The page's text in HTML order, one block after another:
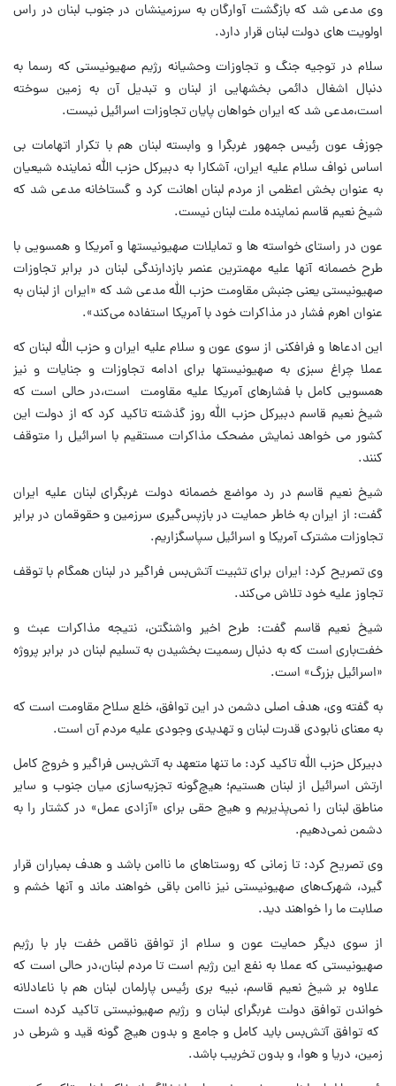
وی مدعی شد که بازگشت آوارگان به سرزمینشان در جنوب لبنان در راس
اولویت های دولت لبنان قرار دارد.
سلام در توجیه جنگ و تجاوزات وحشیانه رژیم صهیونیستی که رسما به
دنبال اشغال دائمی بخشهایی از لبنان و تبدیل آن به زمین سوخته
است،‌مدعی شد که ایران خواهان پایان تجاوزات اسرائیل نیست.
جوزف عون رئیس جمهور غربگرا و وابسته لبنان هم با تکرار اتهامات بی
اساس نواف سلام علیه ایران، آشکارا به دبیرکل حزب الله نماینده شیعیان
به عنوان بخش اعظمی از مردم لبنان اهانت کرد و گستاخانه مدعی شد که
شیخ نعیم قاسم نماینده ملت لبنان نیست.
عون در راستای خواسته ها و تمایلات صهیونیستها و آمریکا و همسویی با
طرح خصمانه آنها علیه مهمترین عنصر بازدارندگی لبنان در برابر تجاوزات
صهیونیستی یعنی جنبش مقاومت حزب الله مدعی شد که «ایران از لبنان به
عنوان اهرم فشار در مذاکرات خود با آمریکا استفاده می‌کند».
این ادعاها و فرافکنی از سوی عون و سلام علیه ایران و حزب الله لبنان که
عملا چراغ سبزی به صهیونیستها برای ادامه تجاوزات و جنایات و نیز
همسویی کامل با فشارهای آمریکا علیه مقاومت است،‌در حالی است که
شیخ نعیم قاسم دبیرکل حزب الله روز گذشته تاکید کرد که از دولت این
کشور می خواهد نمایش مضحک مذاکرات مستقیم با اسرائیل را متوقف
کنند.
شیخ نعیم قاسم در رد مواضع خصمانه دولت غربگرای لبنان علیه ایران
گفت: از ایران به خاطر حمایت در بازپس‌گیری سرزمین و حقوقمان در برابر
تجاوزات مشترک آمریکا و اسرائیل سپاسگزاریم.
وی تصریح کرد: ایران برای تثبیت آتش‌بس فراگیر در لبنان همگام با توقف
تجاوز علیه خود تلاش می‌کند.
شیخ نعیم قاسم گفت: طرح اخیر واشنگتن، نتیجه مذاکرات عبث و
خفت‌باری است که به دنبال رسمیت بخشیدن به تسلیم لبنان در برابر پروژه
«اسرائیل بزرگ» است.
به گفته وی، هدف اصلی دشمن در این توافق، خلع سلاح مقاومت است که
به معنای نابودی قدرت لبنان و تهدیدی وجودی علیه مردم آن است.
دبیرکل حزب الله تاکید کرد: ما تنها متعهد به آتش‌بس فراگیر و خروج کامل
ارتش اسرائیل از لبنان هستیم؛ هیچ‌گونه تجزیه‌سازی میان جنوب و سایر
مناطق لبنان را نمی‌پذیریم و هیچ حقی برای «آزادی عمل» در کشتار را به
دشمن نمی‌دهیم.
وی تصریح کرد: تا زمانی که روستاهای ما ناامن باشد و هدف بمباران قرار
گیرد، شهرک‌های صهیونیستی نیز ناامن باقی خواهند ماند و آنها خشم و
صلابت ما را خواهند دید.
از سوی دیگر حمایت عون و سلام از توافق ناقص خفت بار با رژیم
صهیونیستی که عملا به نفع این رژیم است تا مردم لبنان،‌در حالی است که
علاوه بر شیخ نعیم قاسم، نبیه بری رئیس پارلمان لبنان هم با ناعادلانه
خواندن توافق دولت غربگرای لبنان و رژیم صهیونیستی تاکید کرده است
که توافق آتش‌بس باید کامل و جامع و بدون هیچ گونه قید و شرطی در
زمین، دریا و هوا، و بدون تخریب باشد.